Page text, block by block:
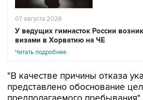
07 августа 2026
У ведущих гимнасток России
визами в Хорватию на ЧЕ
Читать подробнее
"В качестве причины отказа
представлено обоснование